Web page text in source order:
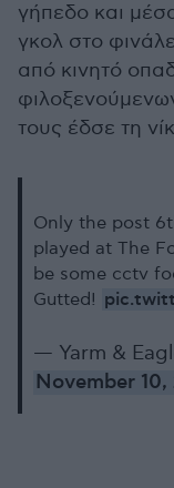
γήπεδο και
γκολ στο
από κινητό
τους έδσε τη
Only the post
played at The
be some cctv
Gutted!
— Yarm &
November 10,